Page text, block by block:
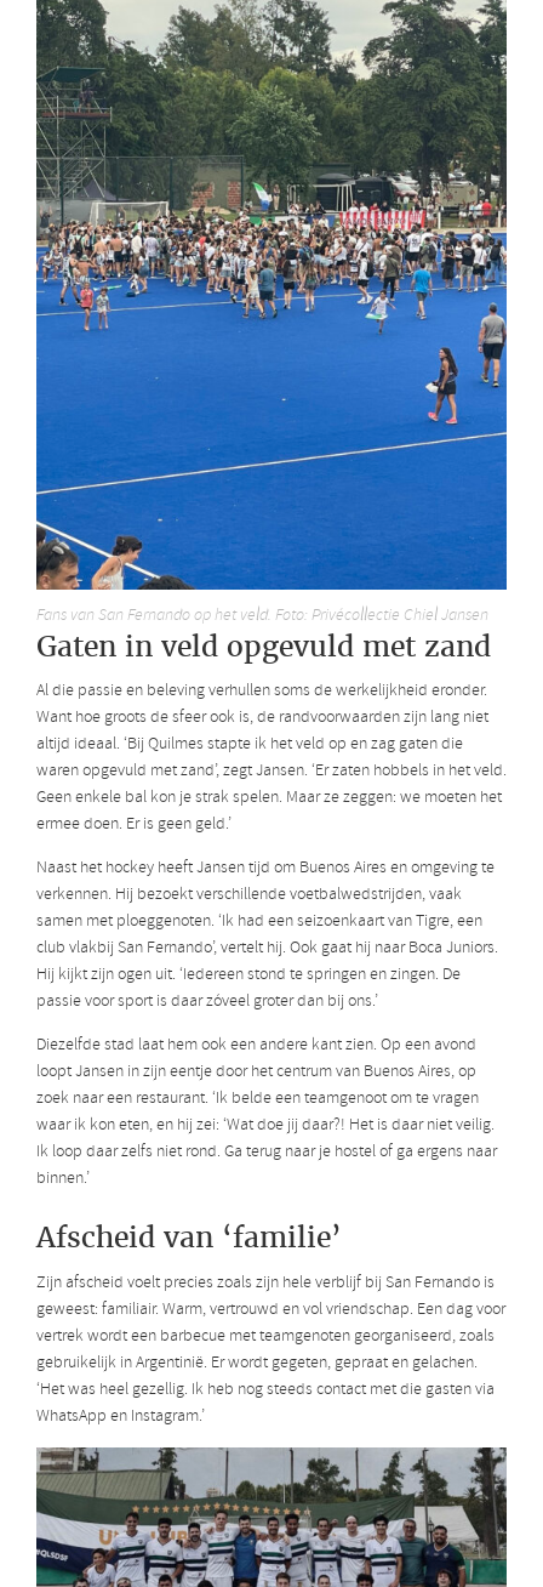
Fans van San Fernando op het veld. Foto: Privécollectie Chiel Jansen
Gaten in veld opgevuld met zand
Al die passie en beleving verhullen soms de werkelijkheid eronder.
Want hoe groots de sfeer ook is, de randvoorwaarden zijn lang niet
altijd ideaal. ‘Bij Quilmes stapte ik het veld op en zag gaten die
waren opgevuld met zand’, zegt Jansen. ‘Er zaten hobbels in het veld.
Geen enkele bal kon je strak spelen. Maar ze zeggen: we moeten het
ermee doen. Er is geen geld.’
Naast het hockey heeft Jansen tijd om Buenos Aires en omgeving te
verkennen. Hij bezoekt verschillende voetbalwedstrijden, vaak
samen met ploeggenoten. ‘Ik had een seizoenkaart van Tigre, een
club vlakbij San Fernando’, vertelt hij. Ook gaat hij naar Boca Juniors.
Hij kijkt zijn ogen uit. ‘Iedereen stond te springen en zingen. De
passie voor sport is daar zóveel groter dan bij ons.’
Diezelfde stad laat hem ook een andere kant zien. Op een avond
loopt Jansen in zijn eentje door het centrum van Buenos Aires, op
zoek naar een restaurant. ‘Ik belde een teamgenoot om te vragen
waar ik kon eten, en hij zei: ‘Wat doe jij daar?! Het is daar niet veilig.
Ik loop daar zelfs niet rond. Ga terug naar je hostel of ga ergens naar
binnen.’
Afscheid van ‘familie’
Zijn afscheid voelt precies zoals zijn hele verblijf bij San Fernando is
geweest: familiair. Warm, vertrouwd en vol vriendschap. Een dag voor
vertrek wordt een barbecue met teamgenoten georganiseerd, zoals
gebruikelijk in Argentinië. Er wordt gegeten, gepraat en gelachen.
‘Het was heel gezellig. Ik heb nog steeds contact met die gasten via
WhatsApp en Instagram.’